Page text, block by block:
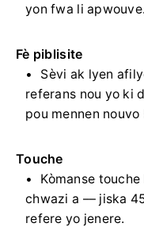
yon fwa li apwouve.
Fè piblisite
Sèvi ak lyen
referans nou yo ki
pou mennen
Touche
Kòmanse
chwazi a –– jiska
refere yo jenere.